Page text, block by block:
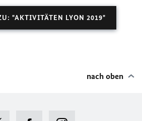
"AKTIVITÄTEN LYON 2019"
nach oben